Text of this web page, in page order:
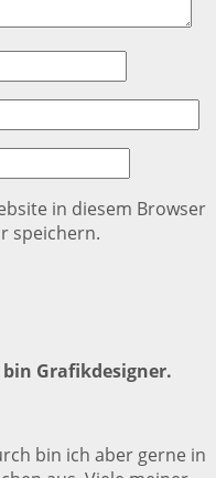
in diesem Browser
speichern.
Grafikdesigner.
bin ich aber gerne in